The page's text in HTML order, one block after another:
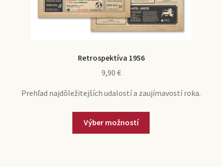
Retrospektíva 1956
9,90 €
Prehľad najdôležitejších udalostí a zaujímavostí roka.
Výber možností